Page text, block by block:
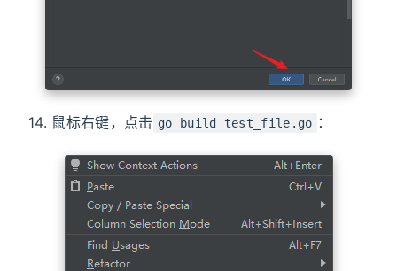
14. 鼠标右键，点击 go build test_file.go ：